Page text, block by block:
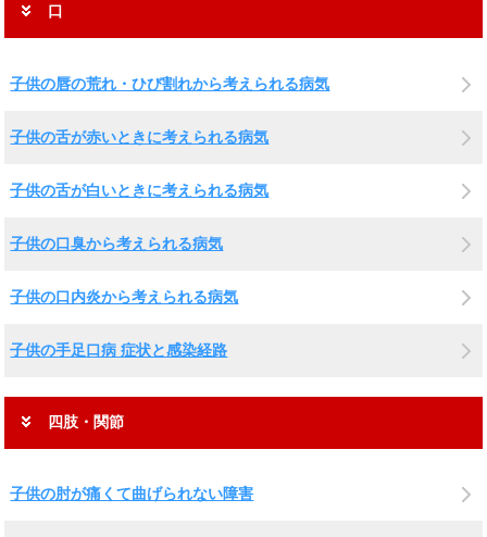
口
子供の唇の荒れ・ひび割れから考えられる病気
子供の舌が赤いときに考えられる病気
子供の舌が白いときに考えられる病気
子供の口臭から考えられる病気
子供の口内炎から考えられる病気
子供の手足口病 症状と感染経路
四肢・関節
子供の肘が痛くて曲げられない障害